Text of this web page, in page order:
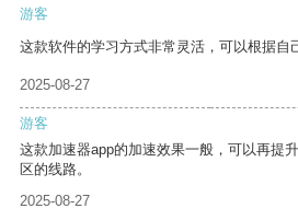
游客
这款软件的学习方式非常灵活，可以根据自
2025-08-27
游客
这款加速器app的加速效果一般，可以再提
区的线路。
2025-08-27